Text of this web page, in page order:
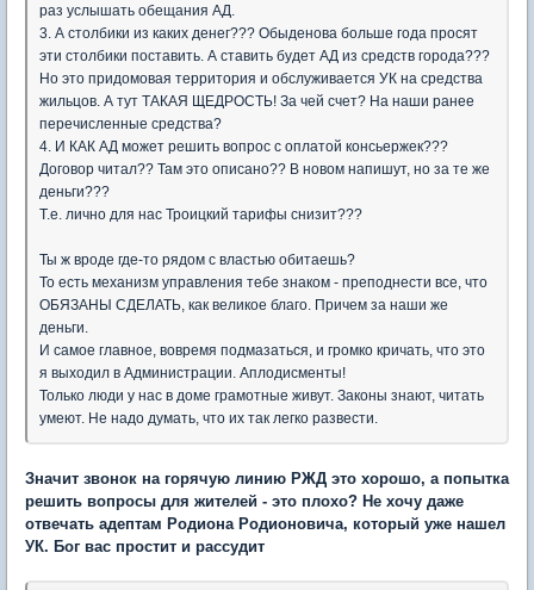
раз услышать обещания АД.
3. А столбики из каких денег??? Обыденова больше года просят
эти столбики поставить. А ставить будет АД из средств города???
Но это придомовая территория и обслуживается УК на средства
жильцов. А тут ТАКАЯ ЩЕДРОСТЬ! За чей счет? На наши ранее
перечисленные средства?
4. И КАК АД может решить вопрос с оплатой консьержек???
Договор читал?? Там это описано?? В новом напишут, но за те же
деньги???
Т.е. лично для нас Троицкий тарифы снизит???
Ты ж вроде где-то рядом с властью обитаешь?
То есть механизм управления тебе знаком - преподнести все, что
ОБЯЗАНЫ СДЕЛАТЬ, как великое благо. Причем за наши же
деньги.
И самое главное, вовремя подмазаться, и громко кричать, что это
я выходил в Администрации. Аплодисменты!
Только люди у нас в доме грамотные живут. Законы знают, читать
умеют. Не надо думать, что их так легко развести.
Значит звонок на горячую линию РЖД это хорошо, а попытка
решить вопросы для жителей - это плохо? Не хочу даже
отвечать адептам Родиона Родионовича, который уже нашел
УК. Бог вас простит и рассудит